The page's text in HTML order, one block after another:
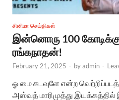
சினிமா செய்திகள்
இன்னொரு 100 கோடிக்கு
ரங்கநாதன்!
February 21, 2025 - byadmin -
ஓ மை கடவுளே என்ற
அஸ்வத் மாரிமுத்து இயக்கத்தில்